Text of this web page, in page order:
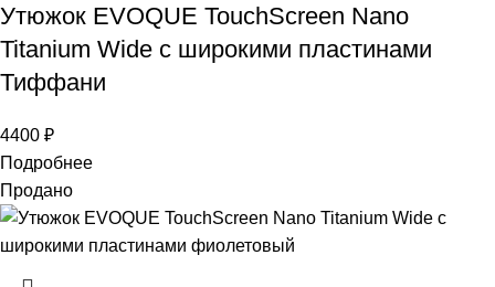
Утюжок EVOQUE TouchScreen Nano
Titanium Wide с широкими пластинами
Тиффани
4400 ₽
Подробнее
Продано